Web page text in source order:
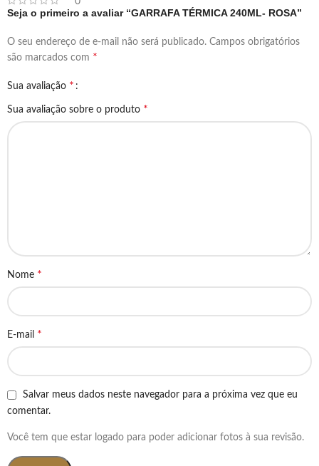
Seja o primeiro a avaliar “GARRAFA TÉRMICA 240ML- ROSA”
O seu endereço de e-mail não será publicado. Campos obrigatórios
são marcados com *
Sua avaliação *
Sua avaliação sobre o produto *
Nome *
E-mail *
Salvar meus dados neste navegador para a próxima vez que eu
comentar.
Você tem que estar logado para poder adicionar fotos à sua revisão.